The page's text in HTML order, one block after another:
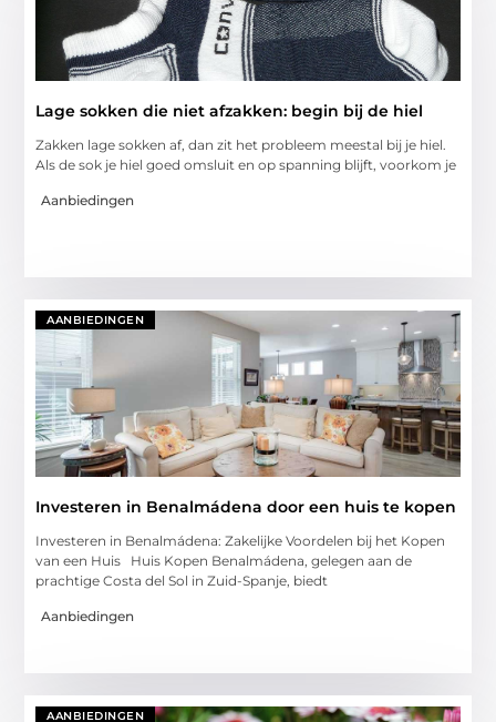
Lage sokken die niet afzakken: begin bij de hiel
Zakken lage sokken af, dan zit het probleem meestal bij je hiel.
Als de sok je hiel goed omsluit en op spanning blijft, voorkom je
Aanbiedingen
AANBIEDINGEN
Investeren in Benalmádena door een huis te kopen
Investeren in Benalmádena: Zakelijke Voordelen bij het Kopen
van een Huis Huis Kopen Benalmádena, gelegen aan de
prachtige Costa del Sol in Zuid-Spanje, biedt
Aanbiedingen
AANBIEDINGEN